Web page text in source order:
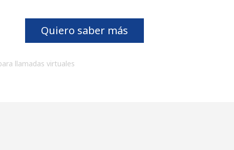
Quiero saber más
llamadas virtuales